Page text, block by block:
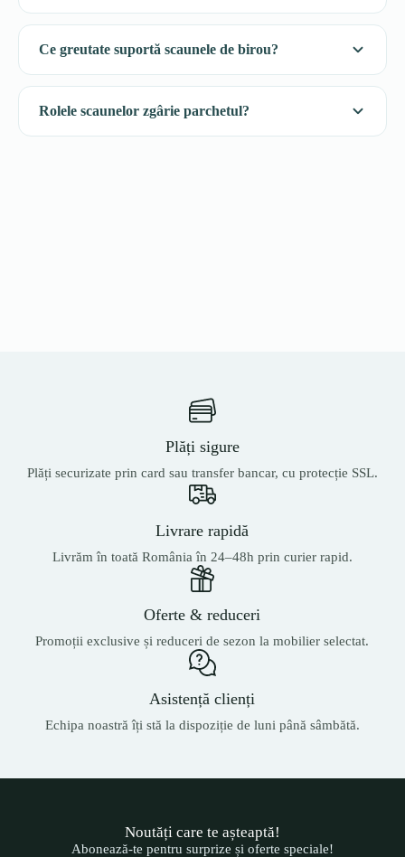
Ce greutate suportă scaunele de birou?
Rolele scaunelor zgârie parchetul?
Plăți sigure
Plăți securizate prin card sau transfer bancar, cu protecție SSL.
Livrare rapidă
Livrăm în toată România în 24–48h prin curier rapid.
Oferte & reduceri
Promoții exclusive și reduceri de sezon la mobilier selectat.
Asistență clienți
Echipa noastră îți stă la dispoziție de luni până sâmbătă.
Noutăți care te așteaptă!
Abonează-te pentru surprize și oferte speciale!